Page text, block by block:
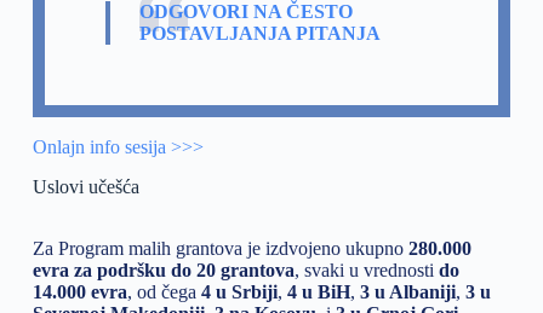
ODGOVORI NA ČESTO
POSTAVLJANJA PITANJA
Onlajn info sesija >>>
Uslovi učešća
Za Program malih grantova je izdvojeno ukupno 280.000
evra za podršku do 20 grantova, svaki u vrednosti do
14.000 evra, od čega 4 u Srbiji, 4 u BiH, 3 u Albaniji, 3 u